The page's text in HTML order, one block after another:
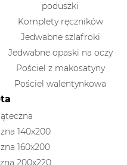
poduszki
Komplety ręczników
Jedwabne szlafroki
Jedwabne opaski na oczy
Pościel z makosatyny
Pościel walentynkowa
140x200
160x200
200x220